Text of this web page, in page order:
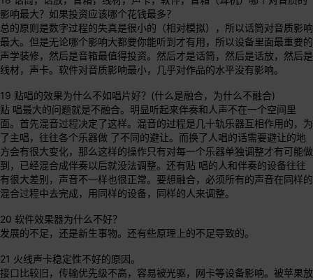
影响最大？如果投资应该哪个花钱最多？
总的原则是数字过程的失真是很小的（相对模拟），所以话筒对音质影响
最大。但是无论哪个影响大都要你能听到才有用，所以设备里面最重要的
声学装修，然后是音箱最值得投资。然后才是话筒，然后是话放，然后是
线材，声卡。软件对音质影响最小，几乎对作品的水平没有影响。
19 贴唱的效果为什么不如唱片好？(什么是融合，为什么不融合)
贴 唱最大的问题就是不融合。明显听起来伴奏和人声不在一个空间里
面。首先混音过程决定了这样。混音的过程是几十轨乐器互相作用的，为
了主唱，往往各个乐器做 了不同的避让。而换了人唱的话需要避让的地
方会有很大变化，那么这样的操作只有对每一个乐器单独调整才有可能做
到，已经混合成伴奏以后就没法调整。还有贴 唱的人和伴奏的设备往往
有很大差别，声音不一样也很正常。要想融合，必须所有的声音在同样的
混合过程中去完成，用同样的设备，同样的人来调整。
20 软件效果器为什么不好？
发展的不足，还是新生事物。还有些原理上的不足导致的。
21 火线声卡稳定性不好的原因。
接口比较旧，传输优先级不高，容易被光驱，网卡等设备影响。被苹果放